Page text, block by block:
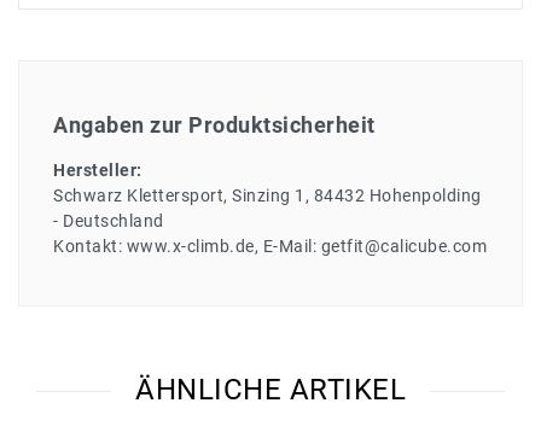
Angaben zur Produktsicherheit
Hersteller:
Schwarz Klettersport Sinzing 1 84432 Hohenpolding
Deutschland
Kontakt: www.x-climb.de E-Mail: getfit@calicube.com
ÄHNLICHE ARTIKEL